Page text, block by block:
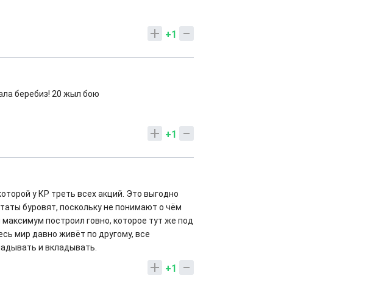
+1
беребиз! 20 жыл бою
+1
у КР треть всех акций. Это выгодно
буровят, поскольку не понимают о чём
построил говно, которое тут же под
мир давно живёт по другому, все
и вкладывать.
+1